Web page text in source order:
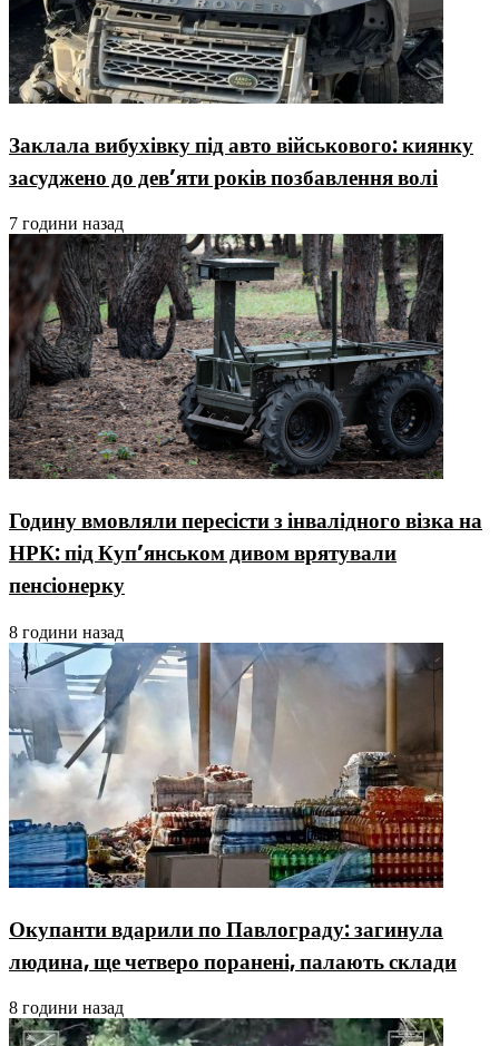
Заклала вибухівку під авто військового: киянку
засуджено до дев’яти років позбавлення волі
7 години назад
Годину вмовляли пересісти з інвалідного візка на
НРК: під Куп’янськом дивом врятували
пенсіонерку
8 години назад
Окупанти вдарили по Павлограду: загинула
людина, ще четверо поранені, палають склади
8 години назад